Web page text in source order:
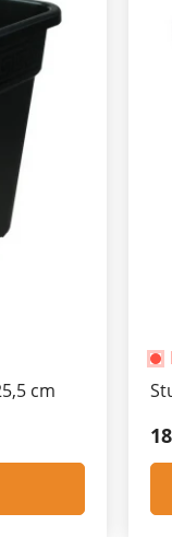
cm